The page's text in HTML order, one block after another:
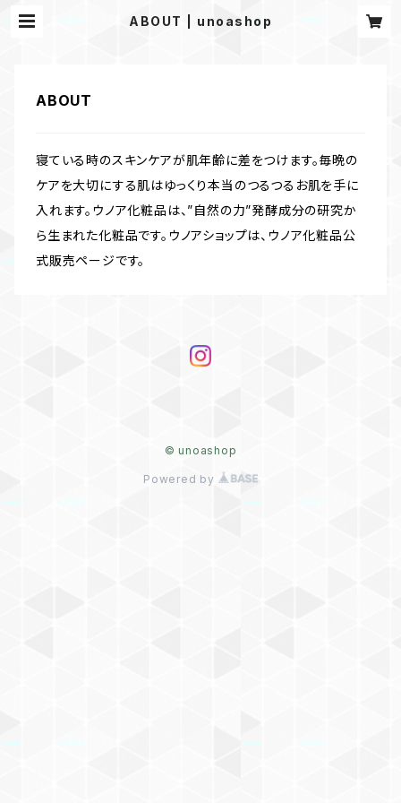
ABOUT | unoashop
ABOUT
寝ている時のスキンケアが肌年齢に差をつけます。毎晩の
ケアを大切にする肌はゆっくり本当のつるつるお肌を手に
入れます。ウノア化粧品は、”自然の力”発酵成分の研究か
ら生まれた化粧品です。ウノアショップは、ウノア化粧品公
式販売ページです。
© unoashop
Powered by